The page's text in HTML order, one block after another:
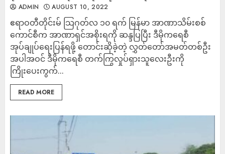
ADMIN AUGUST 10, 2022
ဧရာဝတီတိုင်းမ် သြဂုတ်လ ၁၀ ရက် မြန်မာ အာဏာသိမ်းစစ်
ကောင်စီက အာဏာရှင်အစိုးရကို ဆန္ဒပြပြီး ဒီမိုကရေစီ
အုပ်ချုပ်ရေးပြန်ရဖို့ တောင်းဆိုခဲ့တဲ့ လွှတ်တော်အမတ်တစ်ဦး
အပါအဝင် ဒီမိုကရေစီ တက်ကြွလှုပ်ရှားသူလေးဦးကို
ကြိုးပေးကွက်...
READ MORE